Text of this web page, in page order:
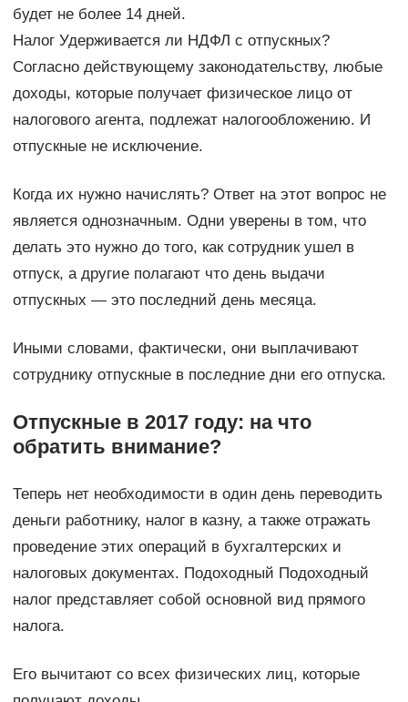
будет не более 14 дней.
Налог Удерживается ли НДФЛ с отпускных?
Согласно действующему законодательству, любые
доходы, которые получает физическое лицо от
налогового агента, подлежат налогообложению. И
отпускные не исключение.
Когда их нужно начислять? Ответ на этот вопрос не
является однозначным. Одни уверены в том, что
делать это нужно до того, как сотрудник ушел в
отпуск, а другие полагают что день выдачи
отпускных — это последний день месяца.
Иными словами, фактически, они выплачивают
сотруднику отпускные в последние дни его отпуска.
Отпускные в 2017 году: на что
обратить внимание?
Теперь нет необходимости в один день переводить
деньги работнику, налог в казну, а также отражать
проведение этих операций в бухгалтерских и
налоговых документах. Подоходный Подоходный
налог представляет собой основной вид прямого
налога.
Его вычитают со всех физических лиц, которые